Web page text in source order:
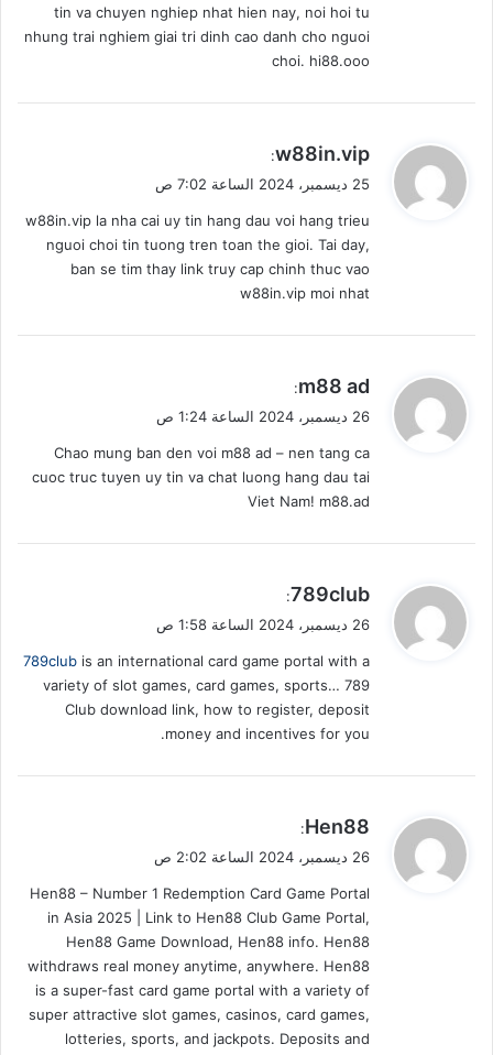
tin va chuyen nghiep nhat hien nay, noi hoi tu
nhung trai nghiem giai tri dinh cao danh cho nguoi
choi. hi88.ooo
ي
ل
w88in.vip
:
25 ديسمبر، 2024 الساعة 7:02 ص
w88in.vip la nha cai uy tin hang dau voi hang trieu
nguoi choi tin tuong tren toan the gioi. Tai day,
ban se tim thay link truy cap chinh thuc vao
w88in.vip moi nhat
ي
ل
m88 ad
:
26 ديسمبر، 2024 الساعة 1:24 ص
Chao mung ban den voi m88 ad – nen tang ca
cuoc truc tuyen uy tin va chat luong hang dau tai
Viet Nam! m88.ad
ي
ل
789club
:
26 ديسمبر، 2024 الساعة 1:58 ص
789club is an international card game portal with a
variety of slot games, card games, sports… 789
Club download link, how to register, deposit
money and incentives for you.
ي
ل
Hen88
:
26 ديسمبر، 2024 الساعة 2:02 ص
Hen88 – Number 1 Redemption Card Game Portal
in Asia 2025 | Link to Hen88 Club Game Portal,
Hen88 Game Download, Hen88 info. Hen88
withdraws real money anytime, anywhere. Hen88
is a super-fast card game portal with a variety of
super attractive slot games, casinos, card games,
lotteries, sports, and jackpots. Deposits and